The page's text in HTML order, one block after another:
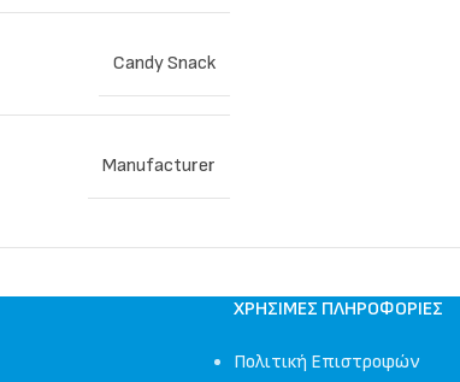
Candy Snack
Manufacturer
ΧΡΉΣΙΜΕΣ ΠΛΗΡΟΦΟΡΊΕΣ
Πολιτική Επιστροφών